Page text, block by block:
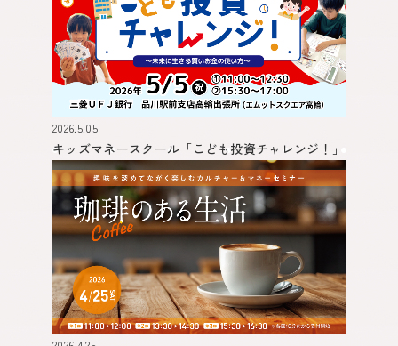
2026.5.05
キッズマネースクール 「こども投資チャレンジ！」